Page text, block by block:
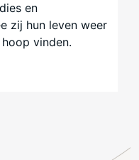
en
zij hun leven weer
vinden.